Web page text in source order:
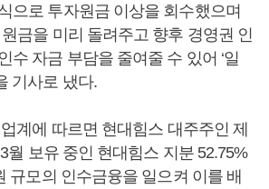
으로 투자원금 이상을 회수했으며
금을 미리 돌려주고 향후 경영권 인
수 자금 부담을 줄여줄 수 있어 ‘일
기사로 냈다.
계에 따르면 현대힘스 대주주인 제
월 보유 중인 현대힘스 지분 52.75%
규모의 인수금융을 일으켜 이를 배